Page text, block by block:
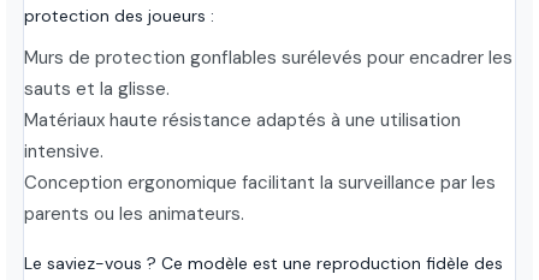
protection des joueurs :
Murs de protection gonflables surélevés pour encadrer les
sauts et la glisse.
Matériaux haute résistance adaptés à une utilisation
intensive.
Conception ergonomique facilitant la surveillance par les
parents ou les animateurs.
Le saviez-vous ? Ce modèle est une reproduction fidèle des